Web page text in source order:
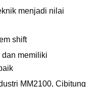
menjadi nilai
shift
memiliki
MM2100, Cibitung